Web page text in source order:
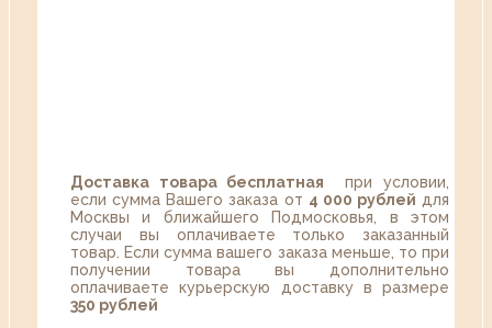
Доставка товара бесплатная при условии,
если сумма Вашего заказа от 4 000 рублей для
Москвы и ближайшего Подмосковья, в этом
случаи вы оплачиваете только заказанный
товар. Если сумма вашего заказа меньше, то при
получении товара вы дополнительно
оплачиваете курьерскую доставку в размере
350 рублей